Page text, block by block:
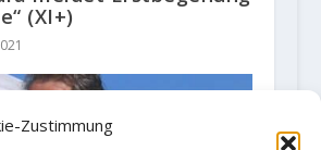
Zustimmung
(XI+)